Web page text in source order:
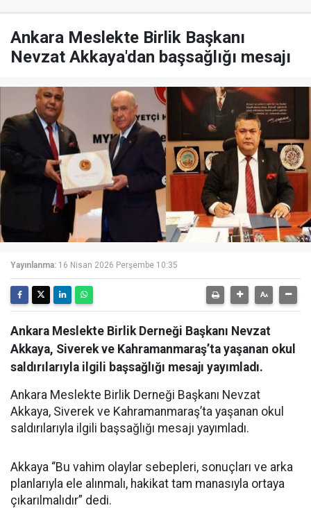
Ankara Meslekte Birlik Başkanı
Nevzat Akkaya'dan başsağlığı mesajı
Yayınlanma: 16 Nisan 2026 Perşembe 10:35
Ankara Meslekte Birlik Derneği Başkanı Nevzat
Akkaya, Siverek ve Kahramanmaraş’ta yaşanan okul
saldırılarıyla ilgili başsağlığı mesajı yayımladı.
Ankara Meslekte Birlik Derneği Başkanı Nevzat
Akkaya, Siverek ve Kahramanmaraş’ta yaşanan okul
saldırılarıyla ilgili başsağlığı mesajı yayımladı.
Akkaya “Bu vahim olaylar sebepleri, sonuçları ve arka
planlarıyla ele alınmalı, hakikat tam manasıyla ortaya
çıkarılmalıdır” dedi.